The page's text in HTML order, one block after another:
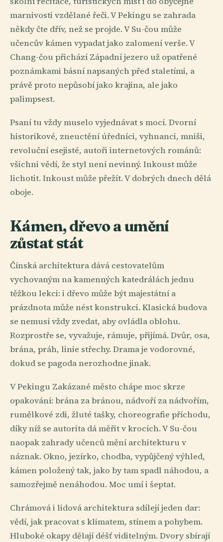
marnivosti vzdělané řeči. V Pekingu se zahrada
někdy čte dřív, než se projde. V Su-čou může
učencův kámen vypadat jako zalomení verše. V
Chang-čou přichází Západní jezero už opatřené
poznámkami básní napsaných před staletími, a
právě proto nepůsobí jako krajina, ale jako
palimpsest.
Psaní tu vždy muselo vyjednávat s mocí. Dvorní
historikové, zneuctění úředníci, vyhnanci, mniši,
revoluční esejisté, autoři internetových románů:
všichni vědí, že styl není nevinný. Inkoust může
lichotit. Inkoust může přežít. V dobrých dnech dělá
oboje.
Kámen, dřevo a umění
zůstat stát
Čínská architektura dává cestovatelům
vychovaným na kamenných katedrálách jednu
těžkou lekci: i dřevo může být majestátní a
prázdnota může nést konstrukci. Klasická budova
se nemusí vždy zvedat, aby ovládla oblohu.
Rozprostře se, vyvažuje, rámuje, přijímá. Dvůr, osa,
brána, práh, linie střechy. Drama je vodorovné,
dokud se pagoda nerozhodne jinak.
V Pekingu Zakázané město chápe moc skrze
opakování: brána za bránou, nádvoří za nádvořím,
rumělkové zdi, žluté tašky, choreografie příchodu,
díky níž se autorita dá měřit v krocích. V Su-čou
naopak zahrady učenců mění architekturu v
náznak. Okno, jezírko, chodba, vypůjčený výhled,
kámen položený tak, jako by tam spadl náhodou, a
samozřejmě nenáhodou. Moc umí i šeptat.
Chrámová i lidová architektura sdílejí jeden dar:
vědí, jak pracovat s klimatem, stínem a pohybem.
Hluboké okapy dělají déšť viditelným. Dvory sbírají